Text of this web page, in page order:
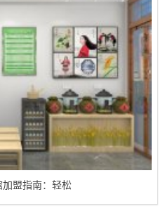
盟指南：轻松